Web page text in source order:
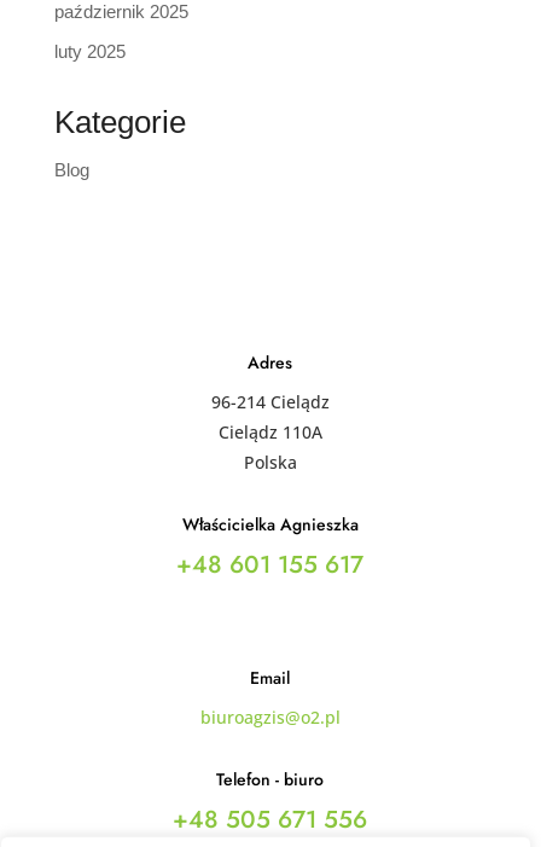
październik 2025
luty 2025
Kategorie
Blog
Adres
96-214 Cielądz
Cielądz 110A
Polska
Właścicielka Agnieszka
+48 601 155 617
Email
biuroagzis@o2.pl
Telefon - biuro
+48 505 671 556